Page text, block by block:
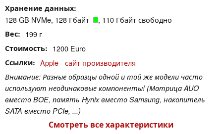
Хранение данных
128 GB NVMe, 128 Гбайт , 110 Гбайт свободно
Вес 199 г
Стоимость 1200 Euro
Ссылки Apple - сайт производителя
Внимание: Разные образцы одной и той же модели часто
используют неодинаковые компоненты! (Матрица AUO
вместо BOE, память Hynix вместо Samsung, накопитель
SATA вместо PCIe, ...)
Смотреть все характеристики